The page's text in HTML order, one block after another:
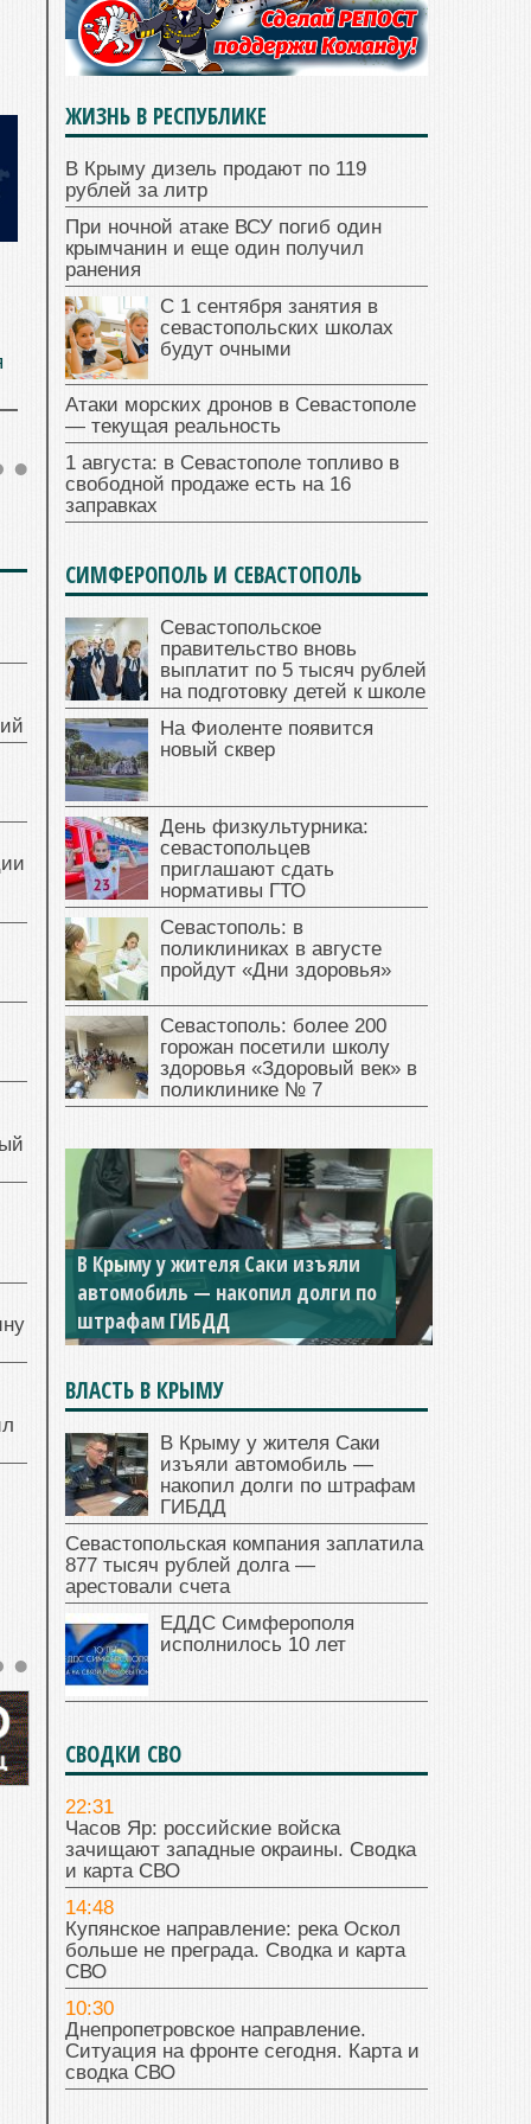
ЖИЗНЬ В РЕСПУБЛИКЕ
В Крыму дизель продают по 119
рублей за литр
При ночной атаке ВСУ погиб один
крымчанин и еще один получил
ранения
С 1 сентября занятия в
севастопольских школах
будут очными
Атаки морских дронов в Севастополе
— текущая реальность
1 августа: в Севастополе топливо в
свободной продаже есть на 16
заправках
СИМФЕРОПОЛЬ И СЕВАСТОПОЛЬ
Севастопольское
правительство вновь
выплатит по 5 тысяч рублей
на подготовку детей к школе
На Фиоленте появится
новый сквер
День физкультурника:
севастопольцев
приглашают сдать
нормативы ГТО
Севастополь: в
поликлиниках в августе
пройдут «Дни здоровья»
Севастополь: более 200
горожан посетили школу
здоровья «Здоровый век» в
поликлинике № 7
В Крыму у жителя Саки изъяли
автомобиль — накопил долги по
штрафам ГИБДД
ВЛАСТЬ В КРЫМУ
В Крыму у жителя Саки
изъяли автомобиль —
накопил долги по штрафам
ГИБДД
Севастопольская компания заплатила
877 тысяч рублей долга —
арестовали счета
ЕДДС Симферополя
исполнилось 10 лет
СВОДКИ СВО
22:31
Часов Яр: российские войска
зачищают западные окраины. Сводка
и карта СВО
14:48
Купянское направление: река Оскол
больше не преграда. Сводка и карта
СВО
10:30
Днепропетровское направление.
Ситуация на фронте сегодня. Карта и
сводка СВО